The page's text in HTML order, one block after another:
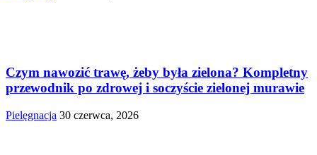
Czym nawozić trawę, żeby była zielona? Kompletny
przewodnik po zdrowej i soczyście zielonej murawie
Pielęgnacja 30 czerwca, 2026